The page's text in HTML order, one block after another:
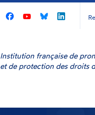
CNCDHCNCDHCNCDHCNCDH
Institution française de
et de protection des droits